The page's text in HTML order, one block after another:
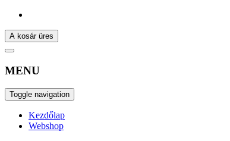
A kosár üres
MENU
Toggle navigation
Kezdőlap
Webshop